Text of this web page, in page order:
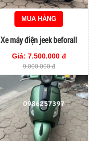
MUA HÀNG
Xe máy điện jeek beforall
Giá: 7.500.000 đ
9.000.000 đ